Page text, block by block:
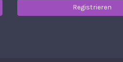
Registrieren